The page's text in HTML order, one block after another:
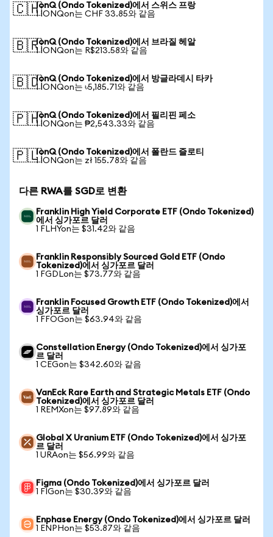
🇨🇭IonQ (Ondo Tokenized)에서 스위스 프랑
1 IONQon는 CHF 33.85와 같음
🇧🇷IonQ (Ondo Tokenized)에서 브라질 헤알
1 IONQon는 R$213.58와 같음
🇧🇩IonQ (Ondo Tokenized)에서 방글라데시 타카
1 IONQon는 ৳5,185.71와 같음
🇵🇭IonQ (Ondo Tokenized)에서 필리핀 페소
1 IONQon는 ₱2,543.33와 같음
🇵🇱IonQ (Ondo Tokenized)에서 폴란드 즐로티
1 IONQon는 zł 155.78와 같음
다른 RWA를 SGD로 변환
Franklin High Yield Corporate ETF (Ondo Tokenized)
에서 싱가포르 달러
1 FLHYon는 $31.42와 같음
Franklin Responsibly Sourced Gold ETF (Ondo
Tokenized)에서 싱가포르 달러
1 FGDLon는 $73.77와 같음
Franklin Focused Growth ETF (Ondo Tokenized)에서
싱가포르 달러
1 FFOGon는 $63.94와 같음
Constellation Energy (Ondo Tokenized)에서 싱가포
르 달러
1 CEGon는 $342.60와 같음
VanEck Rare Earth and Strategic Metals ETF (Ondo
Tokenized)에서 싱가포르 달러
1 REMXon는 $97.89와 같음
Global X Uranium ETF (Ondo Tokenized)에서 싱가포
르 달러
1 URAon는 $56.99와 같음
Figma (Ondo Tokenized)에서 싱가포르 달러
1 FIGon는 $30.39와 같음
Enphase Energy (Ondo Tokenized)에서 싱가포르 달러
1 ENPHon는 $53.87와 같음